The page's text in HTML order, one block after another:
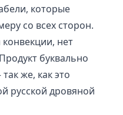
которые
со всех сторон.
нет
буквально
же, как это
русской дровяной